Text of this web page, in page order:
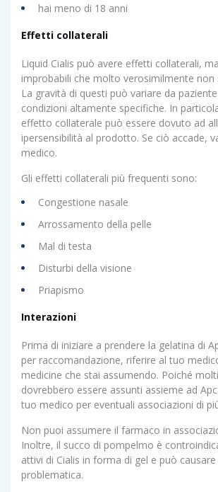
hai meno di 18 anni
Effetti collaterali
Liquid Cialis può avere effetti collaterali,
improbabili che molto verosimilmente non
La gravità di questi può variare da
condizioni altamente specifiche. In
effetto collaterale può essere dovuto ad
ipersensibilità al prodotto. Se ciò accade,
medico.
Gli effetti collaterali più frequenti sono:
Congestione nasale
Arrossamento della pelle
Mal di testa
Disturbi della visione
Priapismo
Interazioni
Prima di iniziare a prendere la gelatina di
per raccomandazione, riferire al tuo
medicine che stai assumendo. Poiché
dovrebbero essere assunti assieme ad
tuo medico per eventuali associazioni di
Non puoi assumere il farmaco in
Inoltre, il succo di pompelmo è
attivi di Cialis in forma di gel e può causare
problematica.